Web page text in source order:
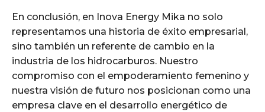
En conclusión, en Inova Energy Mika no solo
representamos una historia de éxito empresarial,
sino también un referente de cambio en la
industria de los hidrocarburos. Nuestro
compromiso con el empoderamiento femenino y
nuestra visión de futuro nos posicionan como una
empresa clave en el desarrollo energético de